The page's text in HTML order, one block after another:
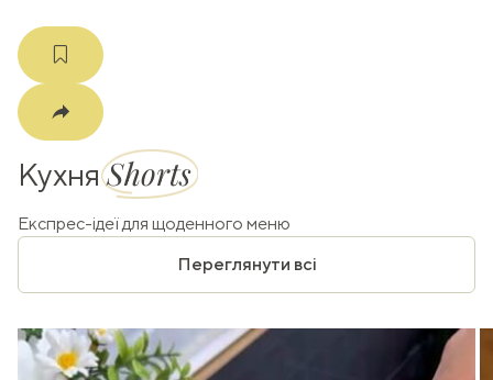
КухняShorts
Експрес-ідеї для щоденного меню
Переглянути всі